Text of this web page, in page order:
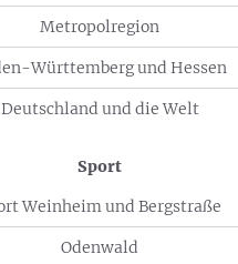
Metropolregion
Württemberg und Hessen
Deutschland und die Welt
Sport
Weinheim und Bergstraße
Odenwald